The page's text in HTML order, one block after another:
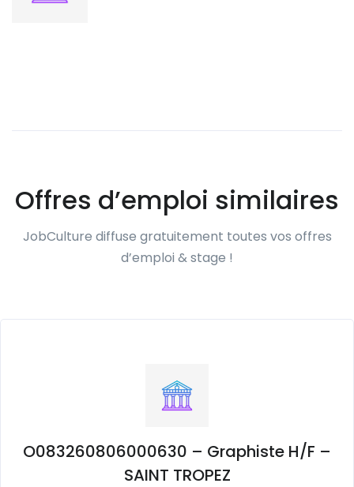
Offres d’emploi similaires
JobCulture diffuse gratuitement toutes vos offres
d’emploi & stage !
O083260806000630 – Graphiste H/F –
SAINT TROPEZ